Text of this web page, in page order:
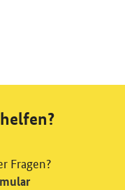
Fragen?